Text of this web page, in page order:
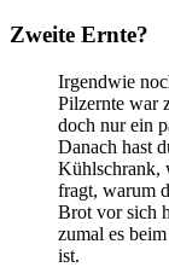
Zweite Ernte?
Irgendwie
Pilzernte war
doch nur ein
Danach hast
Kühlschrank,
fragt, warum
Brot vor sich
zumal es
ist.